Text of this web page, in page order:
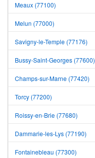
Meaux (77100)
Melun (77000)
Savigny-le-Temple (77176)
Bussy-Saint-Georges (77600)
Champs-sur-Marne (77420)
Torcy (77200)
Roissy-en-Brie (77680)
Dammarie-les-Lys (77190)
Fontainebleau (77300)